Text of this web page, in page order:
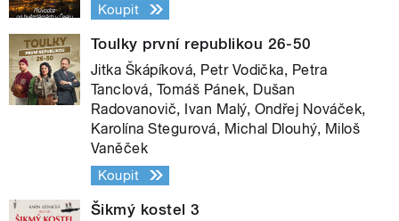
Koupit
Toulky první republikou 26-50
Jitka Škápíková, Petr Vodička, Petra
Tanclová, Tomáš Pánek, Dušan
Radovanovič, Ivan Malý, Ondřej Nováček,
Karolína Stegurová, Michal Dlouhý, Miloš
Vaněček
Koupit
Šikmý kostel 3